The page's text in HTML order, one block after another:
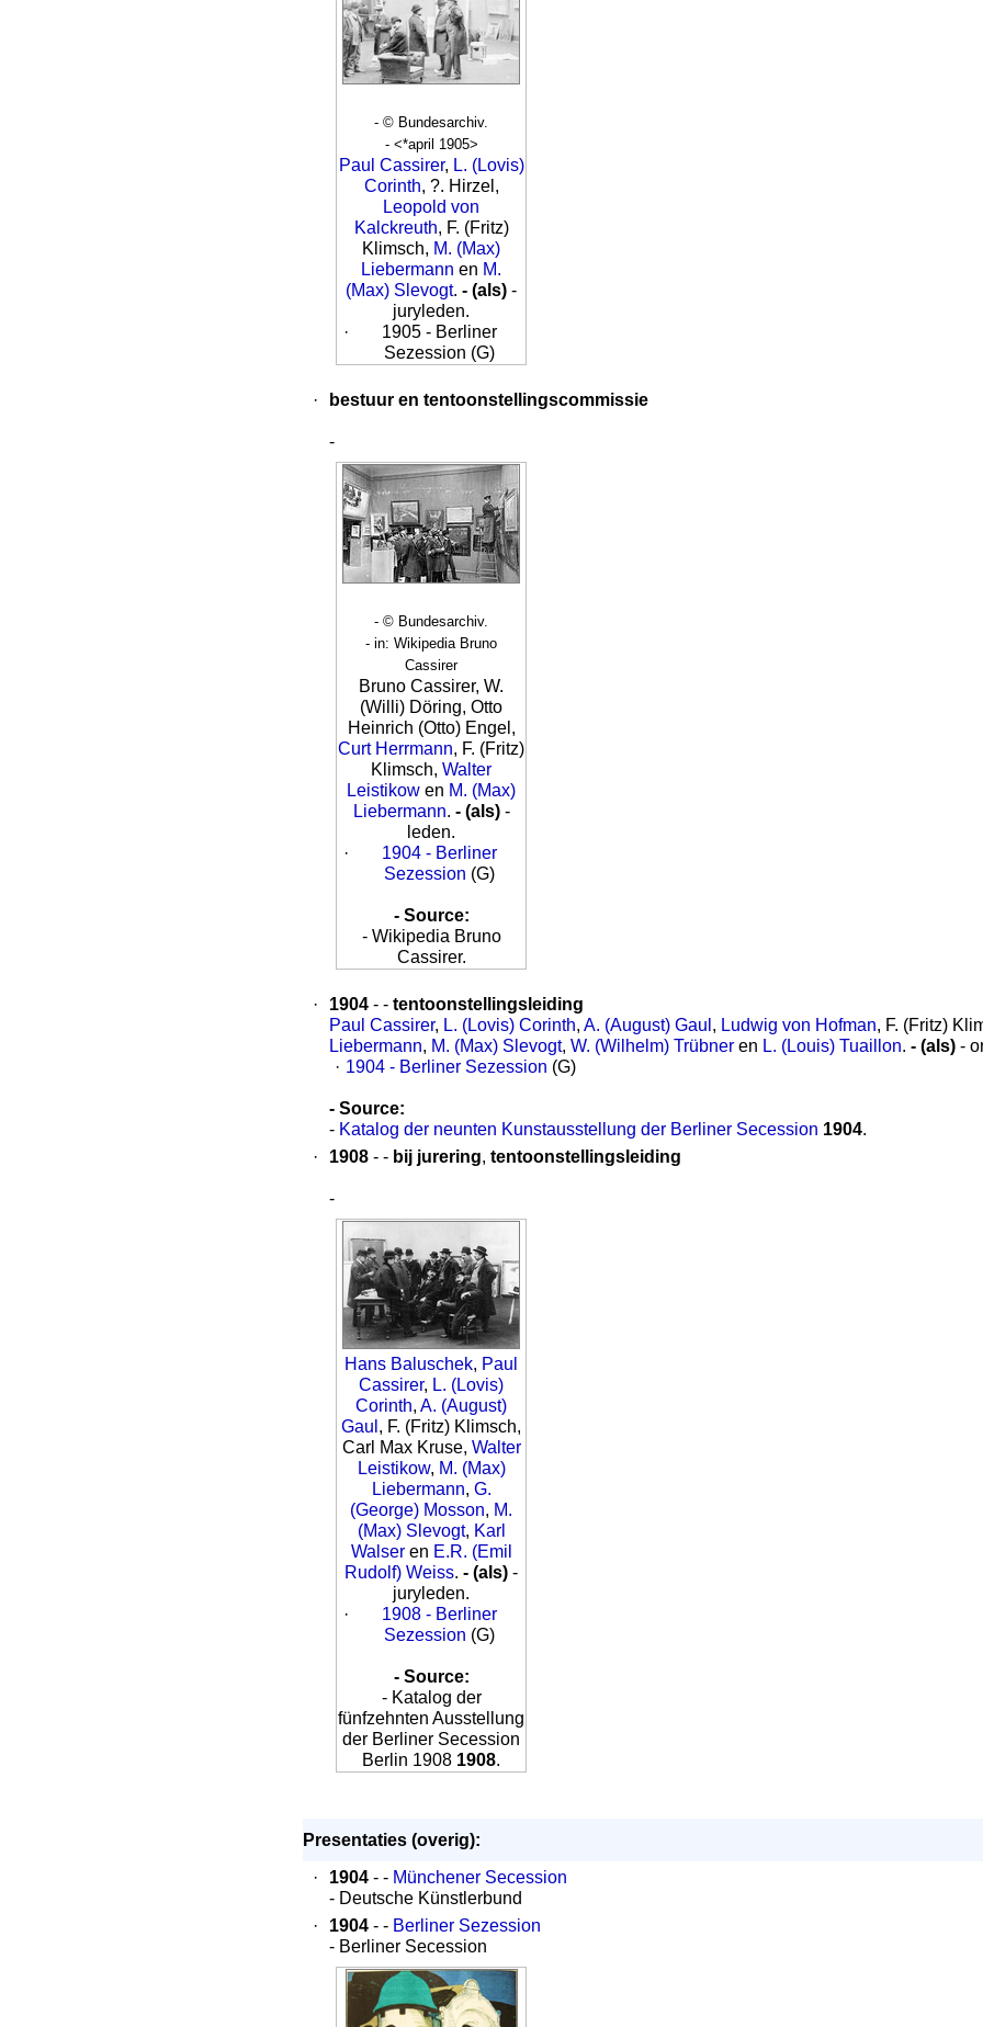
- © Bundesarchiv.
- <*april 1905>
Paul Cassirer, L. (Lovis)
Corinth, ?. Hirzel,
Leopold von
Kalckreuth, F. (Fritz)
Klimsch, M. (Max)
Liebermann en M.
(Max) Slevogt. - (als) -
juryleden.
·
1905 - Berliner
Sezession (G)
· bestuur en tentoonstellingscommissie
-
- © Bundesarchiv.
- in: Wikipedia Bruno
Cassirer
Bruno Cassirer, W.
(Willi) Döring, Otto
Heinrich (Otto) Engel,
Curt Herrmann, F. (Fritz)
Klimsch, Walter
Leistikow en M. (Max)
Liebermann. - (als) -
leden.
·
1904 - Berliner
Sezession (G)
- Source:
- Wikipedia Bruno
Cassirer.
· 1904 - - tentoonstellingsleiding
Paul Cassirer, L. (Lovis) Corinth, A. (August) Gaul , Ludwig von Hofman, F. (Fritz)
Liebermann, M. (Max) Slevogt, W. (Wilhelm) Trübner en L. (Louis) Tuaillon. - (als) -
· 1904 - Berliner Sezession (G)
- Source:
- Katalog der neunten Kunstausstellung der Berliner Secession 1904.
·
1908 - - bij jurering, tentoonstellingsleiding
-
Hans Baluschek, Paul
Cassirer, L. (Lovis)
Corinth, A. (August)
Gaul , F. (Fritz) Klimsch,
Carl Max Kruse, Walter
Leistikow, M. (Max)
Liebermann, G.
(George) Mosson, M.
(Max) Slevogt, Karl
Walseren E.R. (Emil
Rudolf) Weiss. - (als) -
juryleden.
·
1908 - Berliner
Sezession (G)
- Source:
- Katalog der
fünfzehnten Ausstellung
der Berliner Secession
Berlin 1908 1908.
Presentaties (overig):
·
1904 - - Münchener Secession
- Deutsche Künstlerbund
·
1904 - - Berliner Sezession
- Berliner Secession